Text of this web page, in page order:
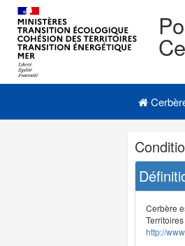
Navigation
Menu principal
Navigation
et
outils
annexes
Cerbère
http://